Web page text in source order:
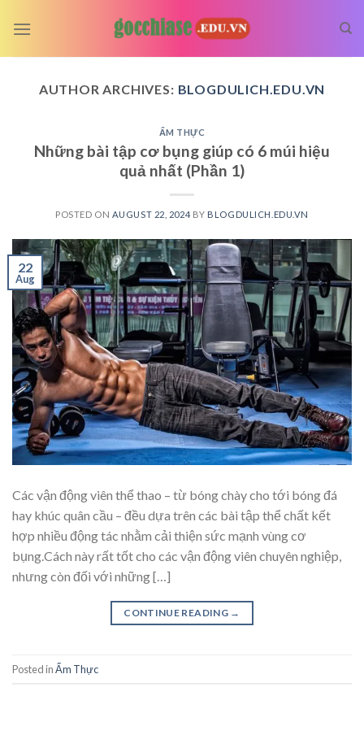
AUTHOR ARCHIVES: BLOGDULICH.EDU.VN
ẨM THỰC
Những bài tập cơ bụng giúp có 6 múi hiệu
quả nhất (Phần 1)
POSTED ON AUGUST 22, 2024 BY BLOGDULICH.EDU.VN
22
Aug
Các vận động viên thể thao – từ bóng chày cho tới bóng đá
hay khúc quân cầu – đều dựa trên các bài tập thể chất kết
hợp nhiều động tác nhằm cải thiện sức mạnh vùng cơ
bụng.Cách này rất tốt cho các vận động viên chuyên nghiệp,
nhưng còn đối với những […]
CONTINUE READING →
Posted inẨm Thực